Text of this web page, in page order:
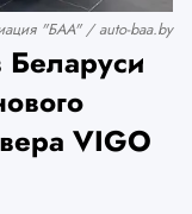
"БАА" / auto-baa.by
Беларуси
VIGO